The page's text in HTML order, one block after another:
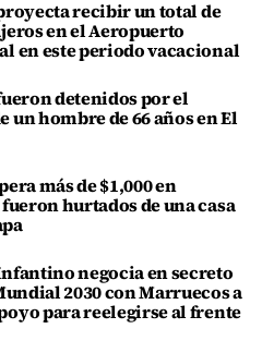
recibir un total de
en el Aeropuerto
en este periodo vacacional
detenidos por el
un hombre de 66 años en El
más de $1,000 en
hurtados de una casa
negocia en secreto
2030 con Marruecos a
para reelegirse al frente